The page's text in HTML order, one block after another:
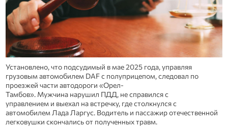
Установлено, что подсудимый в мае 2025 года, управляя
грузовым автомобилем DAF с полуприцепом, следовал по
проезжей части автодороги «Орел-
Тамбов». Мужчина нарушил ПДД, не справился с
управлением и выехал на встречку, где столкнулся с
автомобилем Лада Ларгус. Водитель и пассажир отечественной
легковушки скончались от полученных травм.